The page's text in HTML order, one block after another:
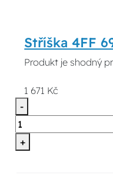
Stříška 4FF
Produkt je shodný
1 671 Kč
-
+